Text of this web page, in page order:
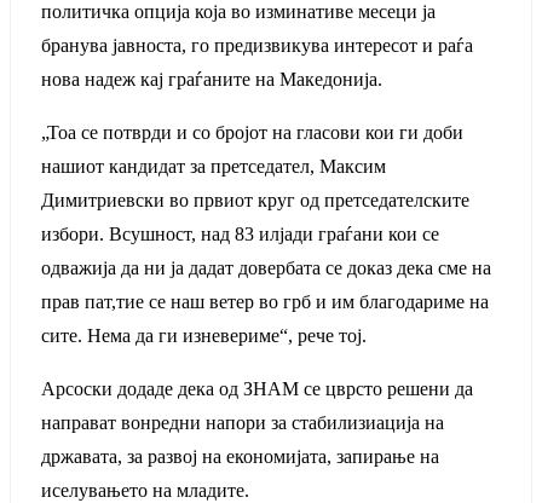
политичка опција која во изминативе месеци ја
бранува јавноста, го предизвикува интересот и раѓа
нова надеж кај граѓаните на Македонија.
„Тоа се потврди и со бројот на гласови кои ги доби
нашиот кандидат за претседател, Максим
Димитриевски во првиот круг од претседателските
избори. Всушност, над 83 илјади граѓани кои се
одважија да ни ја дадат довербата се доказ дека сме на
прав пат,тие се наш ветер во грб и им благодариме на
сите. Нема да ги изневериме“, рече тој.
Арсоски додаде дека од ЗНАМ се цврсто решени да
направат вонредни напори за стабилизиација на
државата, за развој на економијата, запирање на
иселувањето на младите.